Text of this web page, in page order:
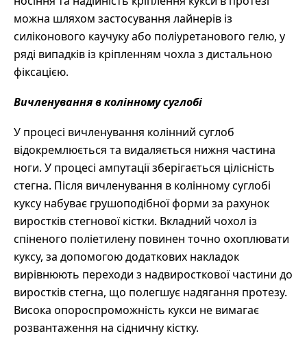
можна шляхом застосування лайнерів із
силіконового каучуку або поліуретанового гелю, у
ряді випадків із кріпленням чохла з дистальною
фіксацією.
Вичленування в колінному суглобі
У процесі вичленування колінний суглоб
відокремлюється та видаляється нижня частина
ноги. У процесі ампутації зберігається цілісність
стегна. Після вичленування в колінному суглобі
куксу набуває грушоподібної форми за рахунок
виростків стегнової кістки. Вкладний чохол із
спіненого поліетилену повинен точно охоплювати
куксу, за допомогою додаткових накладок
вирівнюють переходи з надвиросткової частини до
виростків стегна, що полегшує надягання протезу.
Висока опороспроможність кукси не вимагає
розвантаження на сідничну кістку.